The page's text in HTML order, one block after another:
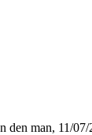
den man, 11/